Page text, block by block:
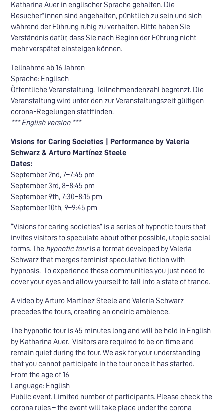
Katharina Auer in englischer Sprache gehalten. Die
Besucher*innen sind angehalten, pünktlich zu sein und sich
während der Führung ruhig zu verhalten. Bitte haben Sie
Verständnis dafür, dass Sie nach Beginn der Führung nicht
mehr verspätet einsteigen können.
Teilnahme ab 16 Jahren
Sprache: Englisch
Öffentliche Veranstaltung. Teilnehmendenzahl begrenzt. Die
Veranstaltung wird unter den zur Veranstaltungszeit gültigen
corona-Regelungen stattfinden.
*** English version ***
Visions for Caring Societies | Performance by Valeria
Schwarz & Arturo Martínez Steele
Dates:
September 2nd, 7–7:45 pm
September 3rd, 8–8:45 pm
September 9th, 7:30–8:15 pm
September 10th, 9–9:45 pm
“Visions for caring societies” is a series of hypnotic tours that
invites visitors to speculate about other possible, utopic social
forms. The hypnotic touris a format developed by Valeria
Schwarz that merges feminist speculative fiction with
hypnosis. To experience these communities you just need to
cover your eyes and allow yourself to fall into a state of trance.
A video by Arturo Martínez Steele and Valeria Schwarz
precedes the tours, creating an oneiric ambience.
The hypnotic tour is 45 minutes long and will be held in English
by Katharina Auer. Visitors are required to be on time and
remain quiet during the tour. We ask for your understanding
that you cannot participate in the tour once it has started.
From the age of 16
Language: English
Public event. Limited number of participants. Please check the
corona rules – the event will take place under the corona